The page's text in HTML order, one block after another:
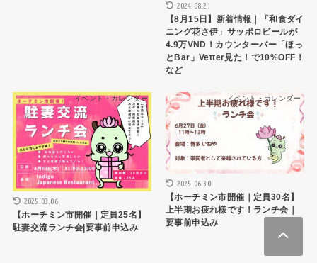
2024.08.21
【8月15日】新着情報｜「和食ダイ
ニング花さ伊」サッポロビールが
4.9万VND！カウンターバー「ほっ
とBar」Vetter見た！で10%OFF！
など
イベント・カレンダー
2025.03.06
【ホーチミン市開催｜定員25名】
駐妻交流ランチ会|要事前申込み
イベント・カレンダー
2025.06.30
【ホーチミン市開催｜定員30名】
上半期お疲れ様です！ランチ会｜
要事前申込み